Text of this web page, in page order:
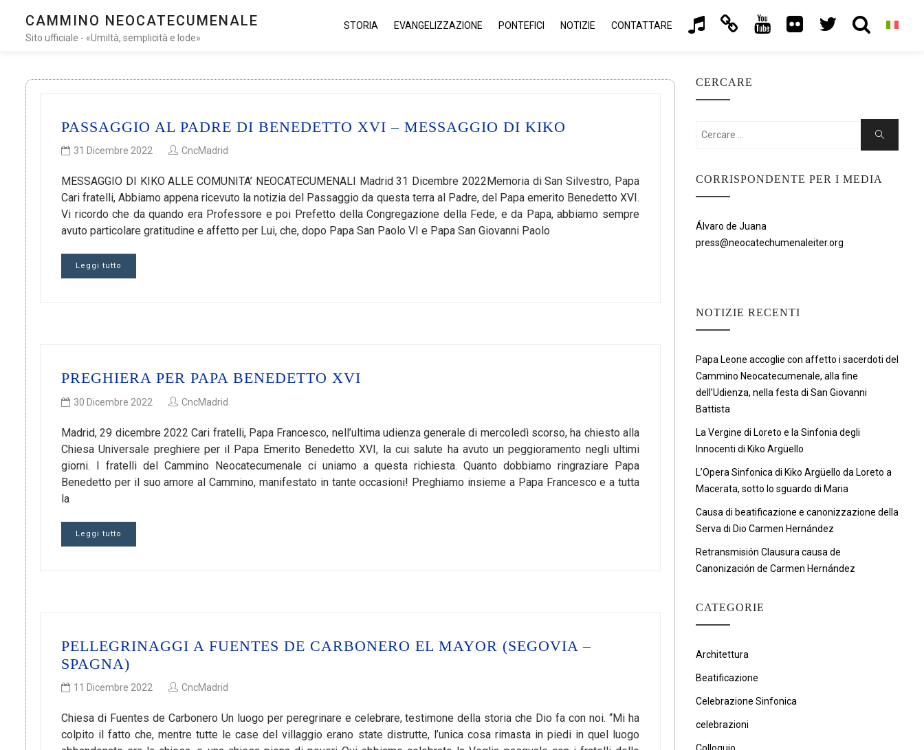
CAMMINO NEOCATECUMENALE
Sito ufficiale - «Umiltà, semplicità e lode»
STORIA EVANGELIZZAZIONE PONTEFICI NOTIZIE CONTATTARE
PASSAGGIO AL PADRE DI BENEDETTO XVI – MESSAGGIO DI KIKO
31 Dicembre 2022 CncMadrid
MESSAGGIO DI KIKO ALLE COMUNITA’ NEOCATECUMENALI Madrid 31 Dicembre 2022Memoria di San Silvestro, Papa
Cari fratelli, Abbiamo appena ricevuto la notizia del Passaggio da questa terra al Padre, del Papa emerito Benedetto XVI.
Vi ricordo che da quando era Professore e poi Prefetto della Congregazione della Fede, e da Papa, abbiamo sempre
avuto particolare gratitudine e affetto per Lui, che, dopo Papa San Paolo VI e Papa San Giovanni Paolo
Leggi tutto
PREGHIERA PER PAPA BENEDETTO XVI
30 Dicembre 2022 CncMadrid
Madrid, 29 dicembre 2022 Cari fratelli, Papa Francesco, nell’ultima udienza generale di mercoledì scorso, ha chiesto alla
Chiesa Universale preghiere per il Papa Emerito Benedetto XVI, la cui salute ha avuto un peggioramento negli ultimi
giorni. I fratelli del Cammino Neocatecumenale ci uniamo a questa richiesta. Quanto dobbiamo ringraziare Papa
Benedetto per il suo amore al Cammino, manifestato in tante occasioni! Preghiamo insieme a Papa Francesco e a tutta
la
Leggi tutto
PELLEGRINAGGI A FUENTES DE CARBONERO EL MAYOR (SEGOVIA –
SPAGNA)
11 Dicembre 2022 CncMadrid
Chiesa di Fuentes de Carbonero Un luogo per peregrinare e celebrare, testimone della storia che Dio fa con noi. “Mi ha
colpito il fatto che, mentre tutte le case del villaggio erano state distrutte, l’unica cosa rimasta in piedi in quel luogo
CERCARE
Cercare:
Ricerca
CORRISPONDENTE PER I MEDIA
Álvaro de Juana
press@neocatechumenaleiter.org
NOTIZIE RECENTI
Papa Leone accoglie con affetto i sacerdoti del
Cammino Neocatecumenale, alla fine
dell’Udienza, nella festa di San Giovanni
Battista
La Vergine di Loreto e la Sinfonia degli
Innocenti di Kiko Argüello
L’Opera Sinfonica di Kiko Argüello da Loreto a
Macerata, sotto lo sguardo di Maria
Causa di beatificazione e canonizzazione della
Serva di Dio Carmen Hernández
Retransmisión Clausura causa de
Canonización de Carmen Hernández
CATEGORIE
Architettura
Beatificazione
Celebrazione Sinfonica
celebrazioni